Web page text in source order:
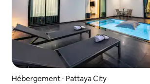
Hébergement ⋅ Pattaya City